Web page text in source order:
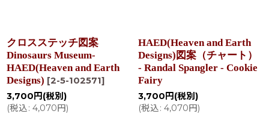
クロスステッチ図案
Dinosaurs Museum-
HAED(Heaven and Earth
Designs) [2-5-102571]
3,700 円 (税別)
(税込: 4,070円)
HAED(Heaven and Earth
Designs)図案（チャート）
- Randal Spangler - Cookie
Fairy
3,700 円 (税別)
(税込: 4,070円)